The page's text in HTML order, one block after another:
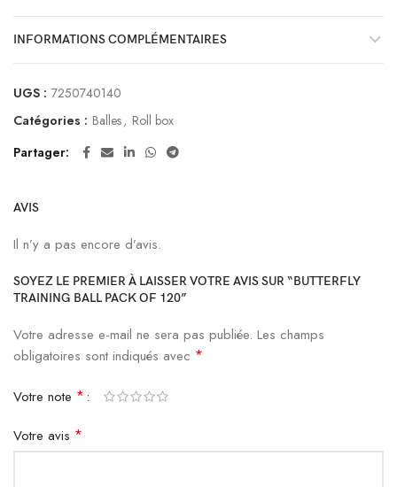
INFORMATIONS COMPLÉMENTAIRES
UGS : 7250740140
Catégories : Balles, Roll box
Partager
AVIS
Il n’y a pas encore d’avis.
SOYEZ LE PREMIER À LAISSER VOTRE AVIS SUR “BUTTERFLY
TRAINING BALL PACK OF 120”
Votre adresse e-mail ne sera pas publiée. Les champs
obligatoires sont indiqués avec *
Votre note *
Votre avis *